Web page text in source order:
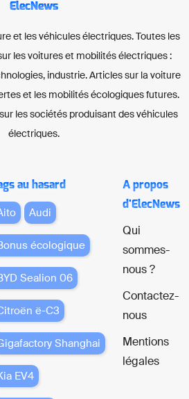
ElecNews
et les véhicules électriques. Toutes les
les voitures et mobilités électriques :
industrie. Articles sur la voiture
et les mobilités écologiques futures.
les sociétés produisant des véhicules
électriques.
au hasard
Audi
écologique
Sealion 06
ë-C3
Shanghai
EV4
A propos
d'ElecNews
Qui
sommes-
nous ?
Contactez-
nous
Mentions
légales